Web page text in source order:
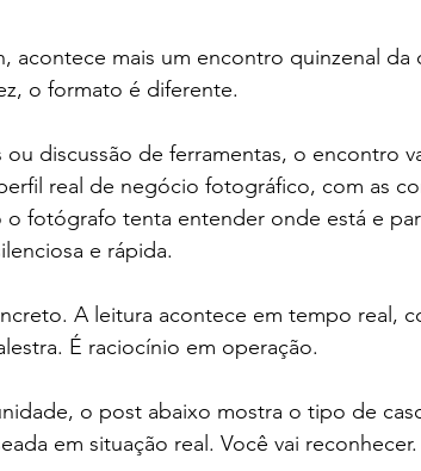
acontece mais um encontro quinzenal da
o formato é diferente.
discussão de ferramentas, o encontro
real de negócio fotográfico, com as
o fotógrafo tenta entender onde está e
e rápida.
A leitura acontece em tempo real,
É raciocínio em operação.
o post abaixo mostra o tipo de
em situação real. Você vai reconhecer.